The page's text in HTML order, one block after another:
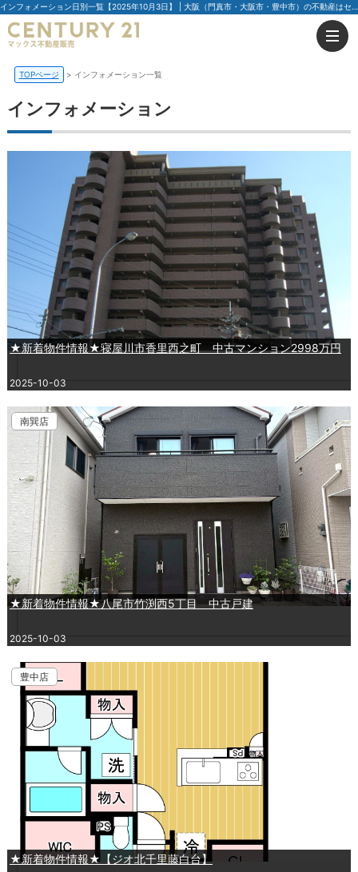
インフォメーション日別一覧【2025年10月3日】 | 大阪（門真市・大阪市・豊中市）の不動産はセンチュリー21マックス不動産販売
TOPページ インフォメーション一覧
インフォメーション
★新着物件情報★寝屋川市香里西之町 中古マンション2998万円
2025-10-03
南巽店
★新着物件情報★八尾市竹渕西5丁目 中古戸建
2025-10-03
豊中店
★新着物件情報★【ジオ北千里藤白台】